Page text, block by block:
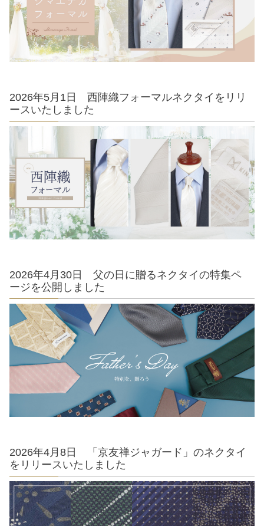
2026年5月1日 西陣織フォーマルネクタイをリリ
ースいたしました
2026年4月30日 父の日に贈るネクタイの特集ペ
ージを公開しました
2026年4月8日 「京友禅ジャガード」のネクタイ
をリリースいたしました